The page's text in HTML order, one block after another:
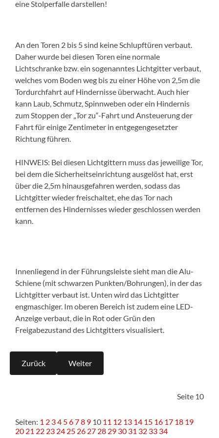
eine Stolperfalle darstellen!
An den Toren 2 bis 5 sind keine Schlupftüren verbaut.
Daher wurde bei diesen Toren eine normale
Lichtschranke bzw. ein sogenanntes Lichtgitter verbaut,
welches vom Boden weg bis zu einer Höhe von 2,5m die
Tordurchfahrt auf Hindernisse überwacht. Auch hier
kann Laub, Schmutz, Spinnweben oder ein Hindernis
zum Stoppen der „Tor zu“-Fahrt und Ansteuerung der
Fahrt für einige Zentimeter in entgegengesetzter
Richtung führen.
HINWEIS: Bei diesen Lichtgittern muss das jeweilige Tor,
bei dem die Sicherheitseinrichtung ausgelöst hat, erst
über die 2,5m hinausgefahren werden, sodass das
Lichtgitter wieder freischaltet, ehe das Tor nach
entfernen des Hindernisses wieder geschlossen werden
kann.
Innenliegend in der Führungsleiste sieht man die Alu-
Schiene (mit schwarzen Punkten/Bohrungen), in der das
Lichtgitter verbaut ist. Unten wird das Lichtgitter
engmaschiger. Im oberen Bereich ist zudem eine LED-
Anzeige verbaut, die in Rot oder Grün den
Freigabezustand des Lichtgitters visualisiert.
Zurück Weiter
Seite 10
Seiten: 1 2 34 5678 9 10 11 12 13 14 15 16 17 18 19
20 21 22 23 24 25 26 27 28 29 30 31 32 33 34